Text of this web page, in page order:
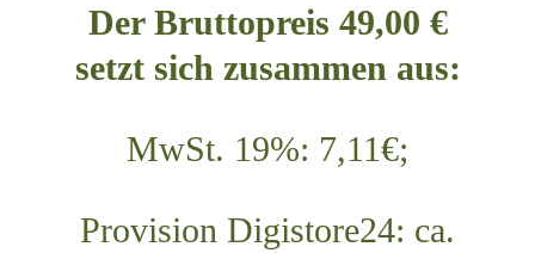
Der Bruttopreis 49,00 €
setzt sich zusammen aus:
MwSt. 19%: 7,11€;
Provision Digistore24: ca.